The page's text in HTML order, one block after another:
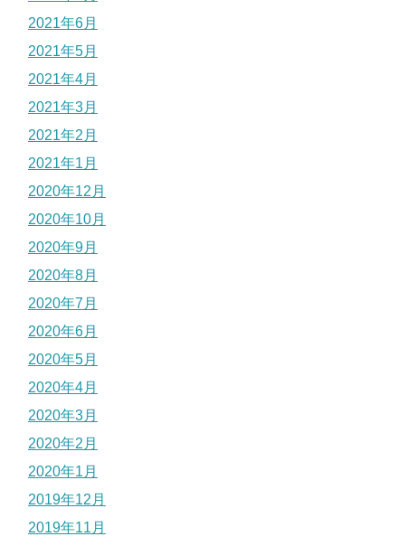
2021年6月
2021年5月
2021年4月
2021年3月
2021年2月
2021年1月
2020年12月
2020年10月
2020年9月
2020年8月
2020年7月
2020年6月
2020年5月
2020年4月
2020年3月
2020年2月
2020年1月
2019年12月
2019年11月